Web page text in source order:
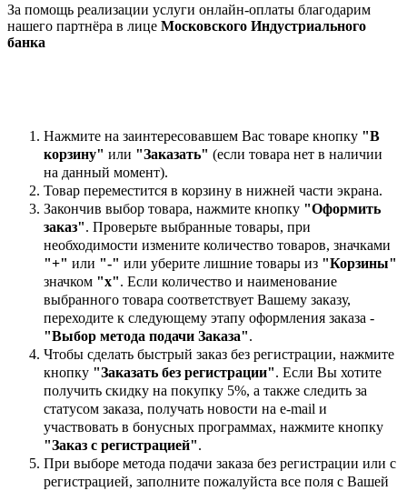
За помощь реализации услуги онлайн-оплаты благодарим
нашего партнёра в лице Московского Индустриального
банка
Нажмите на заинтересовавшем Вас товаре кнопку "В
корзину" или "Заказать" (если товара нет в наличии
на данный момент).
Товар переместится в корзину в нижней части экрана.
Закончив выбор товара, нажмите кнопку "Оформить
заказ". Проверьте выбранные товары, при
необходимости измените количество товаров, значками
"+" или "-" или уберите лишние товары из "Корзины"
значком "х". Если количество и наименование
выбранного товара соответствует Вашему заказу,
переходите к следующему этапу оформления заказа -
"Выбор метода подачи Заказа".
Чтобы сделать быстрый заказ без регистрации, нажмите
кнопку "Заказать без регистрации". Если Вы хотите
получить скидку на покупку 5%, а также следить за
статусом заказа, получать новости на e-mail и
участвовать в бонусных программах, нажмите кнопку
"Заказ с регистрацией".
При выборе метода подачи заказа без регистрации или с
регистрацией, заполните пожалуйста все поля с Вашей